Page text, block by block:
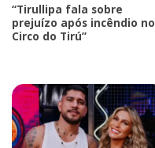
“Tirullipa fala sobre
prejuízo após incêndio no
Circo do Tirú”